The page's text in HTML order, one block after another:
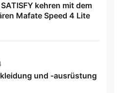
kehren mit dem
Mafate Speed 4 Lite
und -ausrüstung